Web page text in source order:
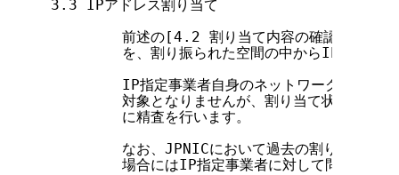
3.3 IPアドレス割り当て
前述の[4.2 割り当て内容の確認]におい
を、割り振られた空間の中からIP指定事業
IP指定事業者自身のネットワークに対す
対象となりませんが、割り当て状況につ
        に精査を行います。
なお、JPNICにおいて過去の割り当て状況
場合にはIP指定事業者に対して問い合わせ